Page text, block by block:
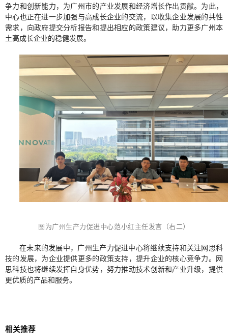
争力和创新能力，为广州市的产业发展和经济增长作出贡献。为此，
中心也正在进一步加强与高成长企业的交流，以收集企业发展的共性
需求，向政府提交分析报告和提出相应的政策建议，助力更多广州本
土高成长企业的稳健发展。
图为广州生产力促进中心范小红主任发言（右二）
在未来的发展中，广州生产力促进中心将继续支持和关注网思科
技的发展，为企业提供更多的政策支持，提升企业的核心竞争力。网
思科技也将继续发挥自身优势，努力推动技术创新和产业升级，提供
更优质的产品和服务。
相关推荐